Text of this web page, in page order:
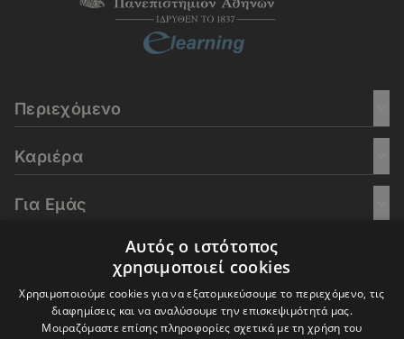
Περιεχόμενο
Καριέρα
Για Εμάς
E-Learning
Αυτός ο ιστότοπος
χρησιμοποιεί cookies
Χρησιμοποιούμε cookies για να εξατομικεύσουμε το περιεχόμενο, τις
διαφημίσεις και να αναλύσουμε την επισκεψιμότητά μας.
Μοιραζόμαστε επίσης πληροφορίες σχετικά με τη χρήση του